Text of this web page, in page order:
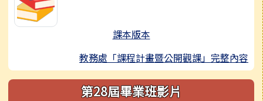
課本版本
教務處「課程計畫暨公開觀課」完整內容
第28屆畢業班影片